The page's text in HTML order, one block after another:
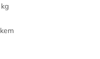
zahradnických kultur.